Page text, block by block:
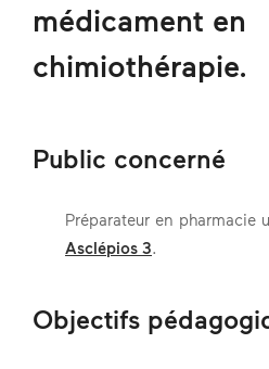
médicament en
chimiothérapie.
Public concerné
Préparateur en pharmacie
Asclépios 3.
Objectifs